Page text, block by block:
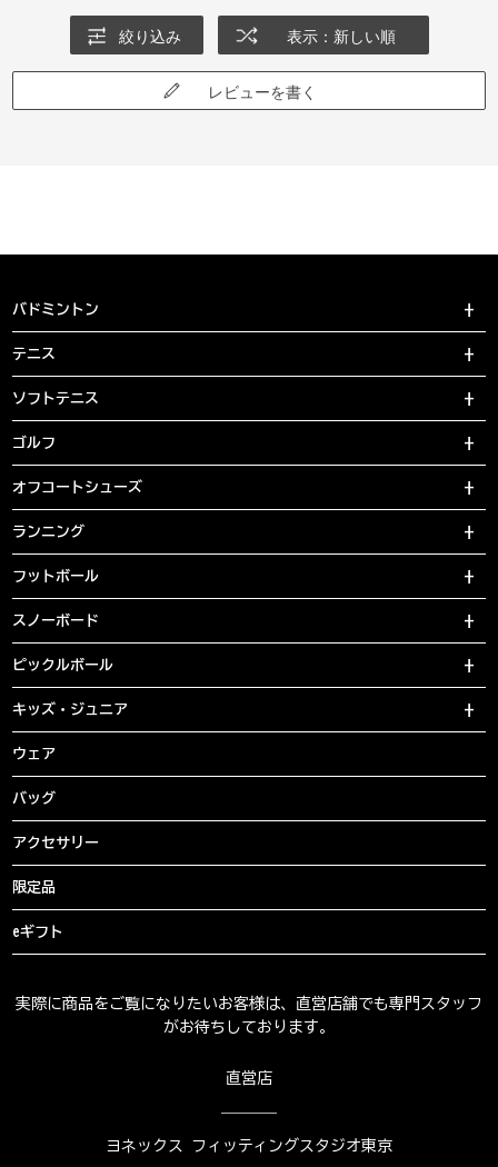
絞り込み 表示：新しい順
レビューを書く
バドミントン
テニス
ソフトテニス
ゴルフ
オフコートシューズ
ランニング
フットボール
スノーボード
ピックルボール
キッズ・ジュニア
ウェア
バッグ
アクセサリー
限定品
eギフト
実際に商品をご覧になりたいお客様は、直営店舗でも専門スタッフ
がお待ちしております。
直営店
ヨネックス フィッティングスタジオ東京